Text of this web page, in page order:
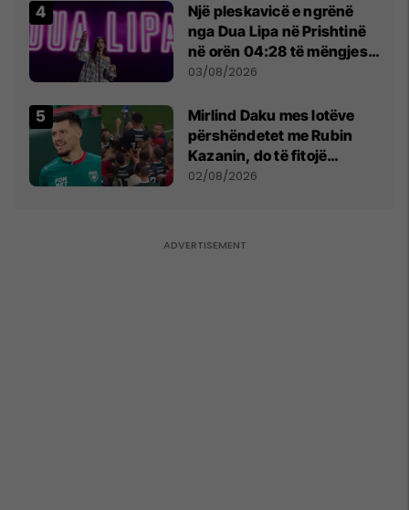
Një pleskavicë e ngrënë
nga Dua Lipa në Prishtinë
në orën 04:28 të mëngjesit
- dhe bota digjitale serbe
03/08/2026
Mirlind Daku mes lotëve
përshëndetet me Rubin
Kazanin, do të fitojë
miliona te Spartak Moska
02/08/2026